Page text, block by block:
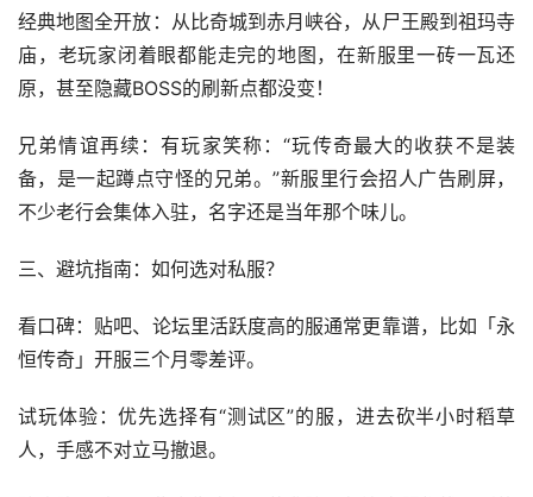
经典地图全开放：从比奇城到赤月峡谷，从尸王殿到祖玛寺
庙，老玩家闭着眼都能走完的地图，在新服里一砖一瓦还
原，甚至隐藏BOSS的刷新点都没变！
兄弟情谊再续：有玩家笑称：“玩传奇最大的收获不是装
备，是一起蹲点守怪的兄弟。”新服里行会招人广告刷屏，
不少老行会集体入驻，名字还是当年那个味儿。
三、避坑指南：如何选对私服？
看口碑：贴吧、论坛里活跃度高的服通常更靠谱，比如「永
恒传奇」开服三个月零差评。
试玩体验：优先选择有“测试区”的服，进去砍半小时稻草
人，手感不对立马撤退。